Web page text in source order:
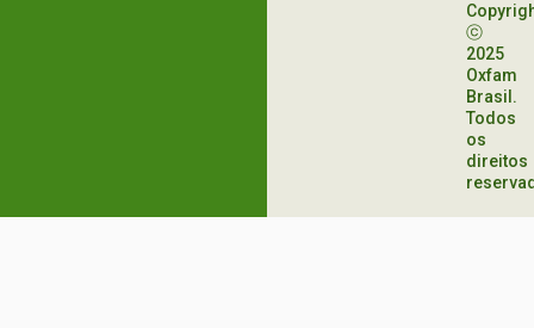
ⓒ
2025
Oxfam
Brasil.
Todos
os
direitos